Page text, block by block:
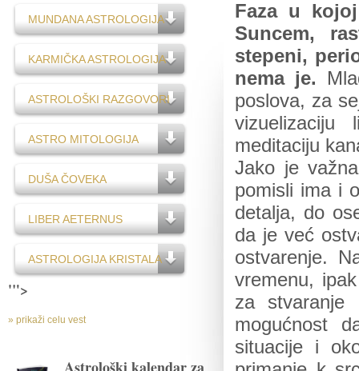
MUNDANA ASTROLOGIJA
KARMIČKA ASTROLOGIJA
ASTROLOŠKI RAZGOVORI
ASTRO MITOLOGIJA
DUŠA ČOVEKA
LIBER AETERNUS
ASTROLOGIJA KRISTALA
'">
» prikaži celu vest
Faza u
Suncem,
stepeni,
nema je.
poslova, za
vizuelizaciju
meditaciju
Jako je
pomisli ima i
detalja, do
da je već
ostvarenje.
vremenu,
za stvaranje
mogućnost
situacije i